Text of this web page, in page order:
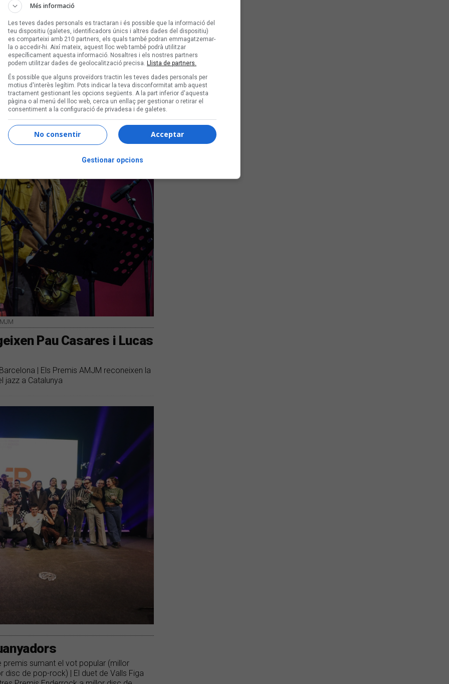
2025 | Xavi Caparrós
als Premis In-
curtmetratges 'Lingua Eterna' d'Arno
manos' de María Valverde ha guanyat un
Pau Casares i Lucas
| Els Premis AMJM reconeixen la
jazz a Catalunya
premis sumant el vot popular (millor
de pop-rock) | El duet de Valls Figa
Més informació
Les teves dades personals es tractaran i és possible que la informació del
teu dispositiu (galetes, identificadors únics i altres dades del dispositiu)
es comparteixi amb 210 partners, els quals també podran emmagatzemar-
la o accedir-hi. Així mateix, aquest lloc web també podrà utilitzar
específicament aquesta informació. Nosaltres i els nostres partners
podem utilitzar dades de geolocalització precisa. Llista de partners.
És possible que alguns proveïdors tractin les teves dades personals per
motius d'interès legítim. Pots indicar la teva disconformitat amb aquest
tractament gestionant les opcions següents. A la part inferior d'aquesta
pàgina o al menú del lloc web, cerca un enllaç per gestionar o retirar el
consentiment a la configuració de privadesa i de galetes.
Acceptar
No consentir
Gestionar opcions